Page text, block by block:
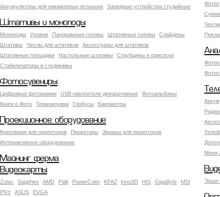
Аккумуляторы для накамерных вспышек
Зарядные устройства студийные
Штативы и моноподы
Моноподы Уровни Панорамные головы Штативные головы
Слайдеры
Штативы
Чехлы для штативов
Аксессуары для штативов
Штативные площадки
Настольные штативы
Струбцины и присоски
Стабилизаторы и стедикамы
Фотосувениры
Цифровые фоторамки USB накопители декоративные
Фотоальбомы
Книги о Фото
Термокружки Глобусы Барометры
Мини
Проекционное оборудование
Крепления для проекторов Проекторы
Экраны для проекторов
Интерактивное оборудование
Майнинг ферма
Экшн
Видеокарты
Zotac Sapphire AMD Palit PowerColor KFA2 Inno3D HIS GigaByte
MSI
PNY
ASUS EVGA